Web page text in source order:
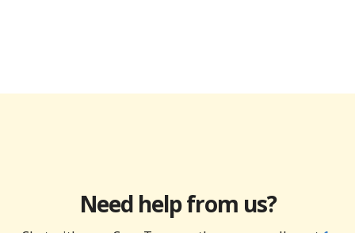
Need help from us?